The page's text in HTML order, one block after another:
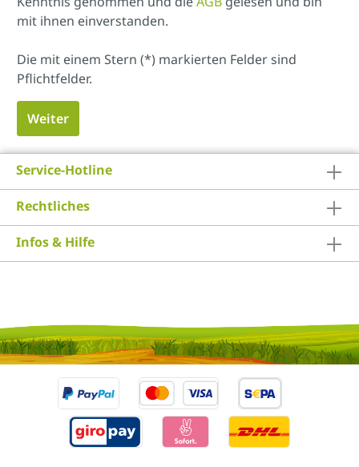
mit ihnen einverstanden.
Die mit einem Stern (*) markierten Felder sind
Pflichtfelder.
Weiter
Service-Hotline
Rechtliches
Infos & Hilfe